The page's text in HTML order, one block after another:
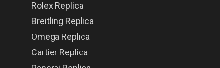
Rolex Replica
Breitling Replica
Omega Replica
Cartier Replica